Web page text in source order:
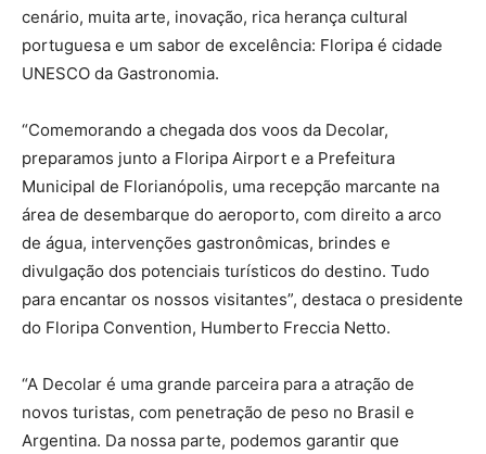
cenário, muita arte, inovação, rica herança cultural
portuguesa e um sabor de excelência: Floripa é cidade
UNESCO da Gastronomia.
“Comemorando a chegada dos voos da Decolar,
preparamos junto a Floripa Airport e a Prefeitura
Municipal de Florianópolis, uma recepção marcante na
área de desembarque do aeroporto, com direito a arco
de água, intervenções gastronômicas, brindes e
divulgação dos potenciais turísticos do destino. Tudo
para encantar os nossos visitantes”, destaca o presidente
do Floripa Convention, Humberto Freccia Netto.
“A Decolar é uma grande parceira para a atração de
novos turistas, com penetração de peso no Brasil e
Argentina. Da nossa parte, podemos garantir que